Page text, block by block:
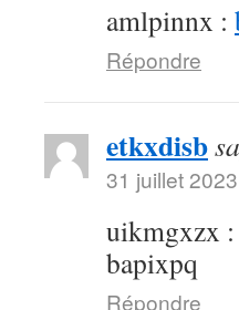
amlpinnx :
Répondre
etkxdisb
31 juillet
uikmgxzx :
bapixpq
Répondre